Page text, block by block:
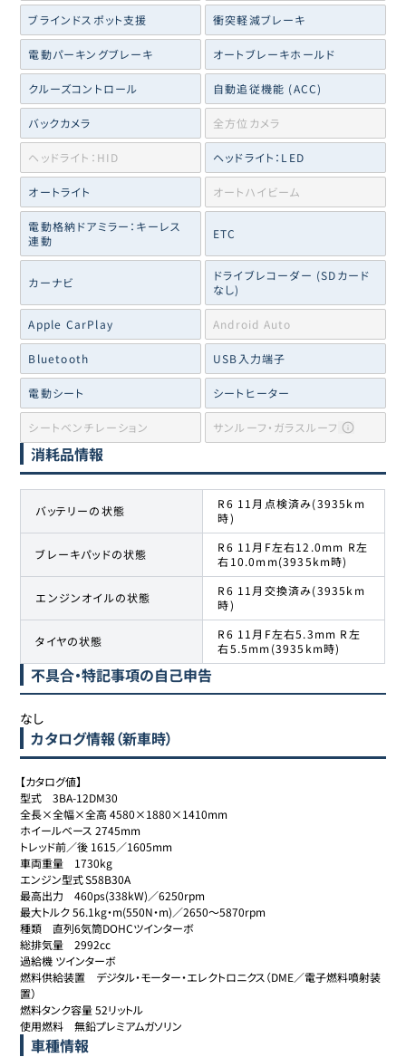
ブラインドスポット支援 衝突軽減ブレーキ
電動パーキングブレーキ オートブレーキホールド
クルーズコントロール 自動追従機能 (ACC)
バックカメラ 全方位カメラ
ヘッドライト：HID ヘッドライト：LED
オートライト オートハイビーム
電動格納ドアミラー：キーレス
連動
ETC
カーナビ
ドライブレコーダー (SDカード
なし)
Apple CarPlay Android Auto
Bluetooth USB入力端子
電動シート シートヒーター
シートベンチレーション サンルーフ・ガラスルーフ
消耗品情報
バッテリーの状態
R6 11月点検済み(3935km
時)
ブレーキパッドの状態
R6 11月F左右12.0mm R左
右10.0mm(3935km時)
エンジンオイルの状態
R6 11月交換済み(3935km
時)
タイヤの状態
R6 11月F左右5.3mm R左
右5.5mm(3935km時)
不具合・特記事項の自己申告
なし
カタログ情報（新車時）
【カタログ値】
型式	3BA-12DM30
全長×全幅×全高 4580×1880×1410mm
ホイールベース 2745mm
トレッド前／後 1615／1605mm
車両重量	1730kg
エンジン型式	S58B30A
最高出力	460ps(338kW)／6250rpm
最大トルク 56.1kg・m(550N・m)／2650～5870rpm
種類	直列6気筒DOHCツインターボ
総排気量	2992cc
過給機 ツインターボ
燃料供給装置	デジタル・モーター・エレクトロニクス（DME／電子燃料噴射装
置）
燃料タンク容量 52リットル
使用燃料	無鉛プレミアムガソリン
車種情報